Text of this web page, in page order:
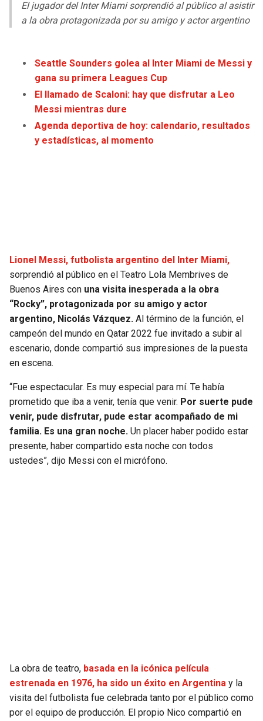
LIGA DE EXPANSIÓN MX
UEFA EUROPA LEAGUE
COPA LIBERTADORES
COPA SUDAMERICANA
LIGA BETPLAY
CHARGERS
RAVENS
BENGALS
JAGUARS
TITANS
COWBOYS
GIANTS
EAGLES
COMMANDERS
CARDINALS
VIKINGS
FALCONS
PISTONS
PACERS
BUCKS
WIZARDS
WARRIORS
CLIPPERS
LAKERS
SUNS
KINGS
MAVERICKS
THUNDER
TRAIL BLAZERS
El jugador del Inter Miami sorprendió al público al asistir
a la obra protagonizada por su amigo y actor argentino
Seattle Sounders golea al Inter Miami de Messi y
gana su primera Leagues Cup
El llamado de Scaloni: hay que disfrutar a Leo
Messi mientras dure
Agenda deportiva de hoy: calendario, resultados
y estadísticas, al momento
Lionel Messi, futbolista argentino del Inter Miami,
sorprendió al público en el Teatro Lola Membrives de
Buenos Aires con una visita inesperada a la obra
“Rocky”, protagonizada por su amigo y actor
argentino, Nicolás Vázquez. Al término de la función, el
campeón del mundo en Qatar 2022 fue invitado a subir al
escenario, donde compartió sus impresiones de la puesta
en escena.
“Fue espectacular. Es muy especial para mí. Te había
prometido que iba a venir, tenía que venir. Por suerte pude
venir, pude disfrutar, pude estar acompañado de mi
familia. Es una gran noche. Un placer haber podido estar
presente, haber compartido esta noche con todos
ustedes”, dijo Messi con el micrófono.
La obra de teatro, basada en la icónica película
estrenada en 1976, ha sido un éxito en Argentina y la
visita del futbolista fue celebrada tanto por el público como
por el equipo de producción. El propio Nico compartió en